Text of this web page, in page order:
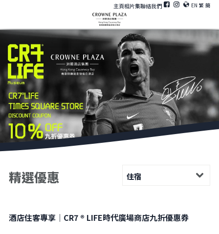
主頁相片集聯絡我們 EN 繁 簡
精選優惠 住宿
酒店住客專享｜CR7 ® LIFE時代廣場商店九折優惠券